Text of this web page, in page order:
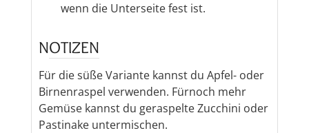
wenn die Unterseite fest ist.
NOTIZEN
Für die süße Variante kannst du Apfel- oder
Birnenraspel verwenden. Fürnoch mehr
Gemüse kannst du geraspelte Zucchini oder
Pastinake untermischen.